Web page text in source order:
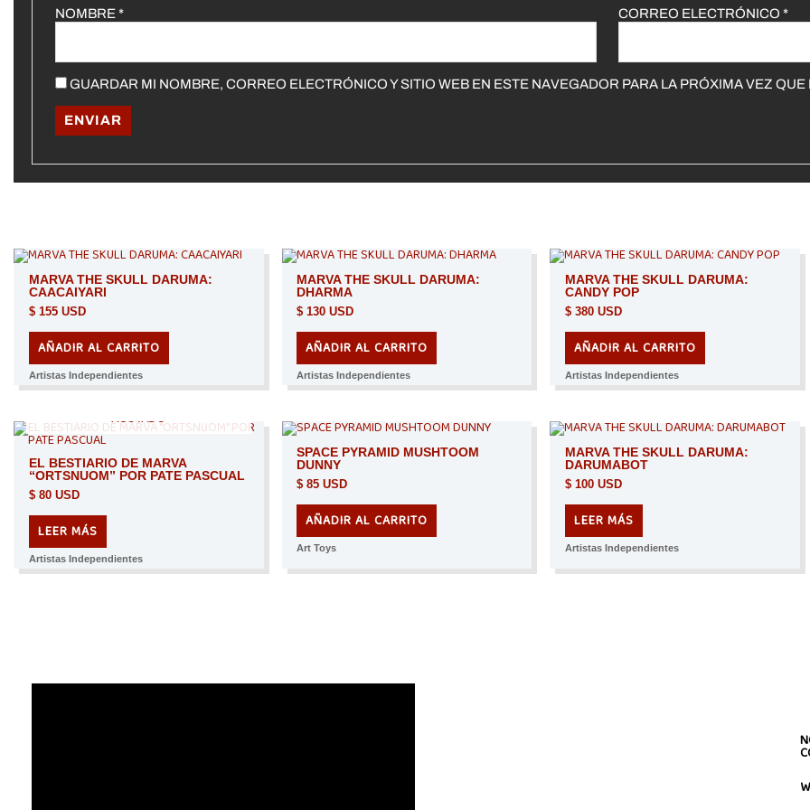
NOMBRE* CORREO ELECTRÓNICO*
GUARDAR MI NOMBRE, CORREO ELECTRÓNICO Y SITIO WEB EN ESTE NAVEGADOR PARA LA PRÓXIMA VEZ
MARVA THE SKULL DARUMA:
CAACAIYARI
$155 USD
AÑADIR AL CARRITO
Artistas Independientes
MARVA THE SKULL DARUMA:
DHARMA
$ 130 USD
AÑADIR AL CARRITO
Artistas Independientes
MARVA THE SKULL DARUMA:
CANDY POP
$ 380 USD
AÑADIR AL CARRITO
Artistas Independientes
AGOTADO
EL BESTIARIO DE MARVA
“ORTSNUOM” POR PATE PASCUAL
$80 USD
LEER MÁS
Artistas Independientes
SPACE PYRAMID MUSHTOOM
DUNNY
$ 85 USD
AÑADIR AL CARRITO
Art Toys
MARVA THE SKULL DARUMA:
DARUMABOT
$ 100 USD
LEER MÁS
Artistas Independientes